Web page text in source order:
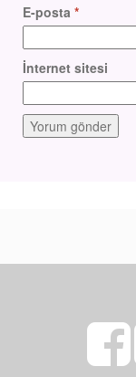
E-posta *
İnternet sitesi